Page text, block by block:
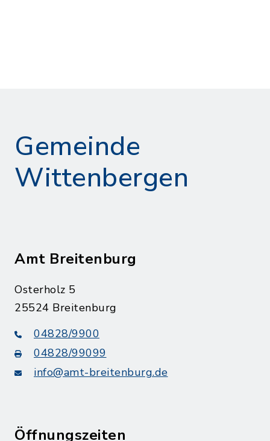
Gemeinde
Wittenbergen
Amt Breitenburg
Osterholz 5
25524 Breitenburg
04828/9900
04828/99099
info@amt-breitenburg.de
Öffnungszeiten